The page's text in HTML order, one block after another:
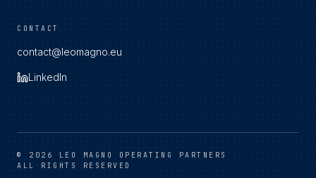
CONTACT
contact@leomagno.eu
LinkedIn
© 2026
LEO MAGNO OPERATING PARTNERS
ALL RIGHTS RESERVED